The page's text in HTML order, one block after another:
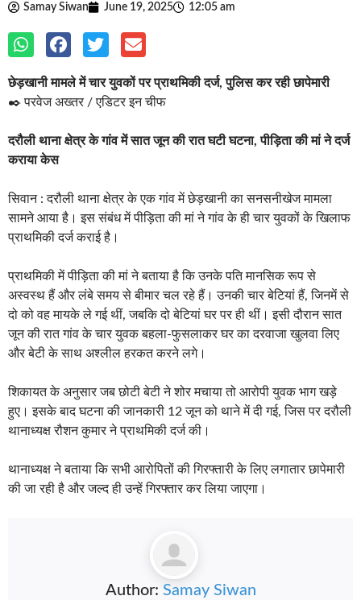
Samay Siwan June 19, 2025 12:05 am
छेड़खानी मामले में चार युवकों पर प्राथमिकी दर्ज, पुलिस कर रही छापेमारी
✒️ परवेज अख्तर / एडिटर इन चीफ
दरौली थाना क्षेत्र के गांव में सात जून की रात घटी घटना, पीड़िता की मां ने दर्ज
कराया केस
सिवान : दरौली थाना क्षेत्र के एक गांव में छेड़खानी का सनसनीखेज मामला
सामने आया है। इस संबंध में पीड़िता की मां ने गांव के ही चार युवकों के खिलाफ
प्राथमिकी दर्ज कराई है।
प्राथमिकी में पीड़िता की मां ने बताया है कि उनके पति मानसिक रूप से
अस्वस्थ हैं और लंबे समय से बीमार चल रहे हैं। उनकी चार बेटियां हैं, जिनमें से
दो को वह मायके ले गई थीं, जबकि दो बेटियां घर पर ही थीं। इसी दौरान सात
जून की रात गांव के चार युवक बहला-फुसलाकर घर का दरवाजा खुलवा लिए
और बेटी के साथ अश्लील हरकत करने लगे।
शिकायत के अनुसार जब छोटी बेटी ने शोर मचाया तो आरोपी युवक भाग खड़े
हुए। इसके बाद घटना की जानकारी 12 जून को थाने में दी गई, जिस पर दरौली
थानाध्यक्ष रौशन कुमार ने प्राथमिकी दर्ज की।
थानाध्यक्ष ने बताया कि सभी आरोपितों की गिरफ्तारी के लिए लगातार छापेमारी
की जा रही है और जल्द ही उन्हें गिरफ्तार कर लिया जाएगा।
Author: Samay Siwan